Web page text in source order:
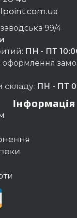
99/4
ПН - ПТ
оформлення
складу: ПН - ПТ
Інформація